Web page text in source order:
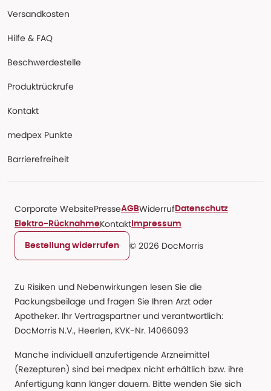
Versandkosten
Hilfe & FAQ
Beschwerdestelle
Produktrückrufe
Kontakt
medpex Punkte
Barrierefreiheit
Corporate WebsitePresseAGBWiderruf Datenschutz
Elektro-RücknahmeKontakt Impressum
Bestellung widerrufen © 2026 DocMorris
Zu Risiken und Nebenwirkungen lesen Sie die
Packungsbeilage und fragen Sie Ihren Arzt oder
Apotheker. Ihr Vertragspartner und verantwortlich:
DocMorris N.V., Heerlen, KVK-Nr. 14066093
Manche individuell anzufertigende Arzneimittel
(Rezepturen) sind bei medpex nicht erhältlich bzw. ihre
Anfertigung kann länger dauern. Bitte wenden Sie sich